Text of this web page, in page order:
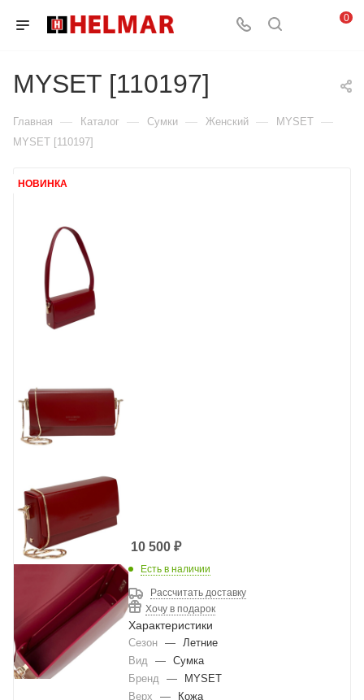
0
MYSET [110197]
Главная — Каталог — Сумки — Женский — MYSET —
MYSET [110197]
НОВИНКА
10 500 ₽
Есть в наличии
Рассчитать доставку
Хочу в подарок
Характеристики
Сезон —
Летние
Вид
—
Сумка
Бренд
—
MYSET
Верх
—
Кожа